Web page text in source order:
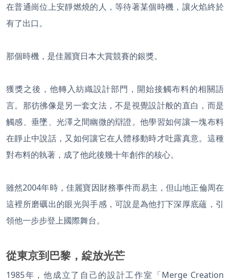
在普通崗位上安靜燃燒的人，等待著某個時機，讓火焰終於
有了出口。
那個時機，是佳麗寶日本大賞競賽的銀獎。
獲獎之後，他轉入紡織設計部門，開始接觸布料的相關語
言。那彷彿像是另一套文法，不是視覺設計般的直白，而是
觸感、垂墜、光澤之間幽微的辯證。他學習如何讓一塊布料
在靜止中說話，又如何讓它在人體移動時才吐露真意。這種
對布料的執著，成了他此後幾十年創作的核心。
雖然2004年時，佳麗寶因財務事件而易主，但山地正倫周在
這裡所磨礪出的眼光與手感，可說是為他打下深厚底蘊，引
領他一步步登上國際舞台。
從東京到巴黎，綻放光芒
1985年，他成立了自己的設計工作室「Merge Creation